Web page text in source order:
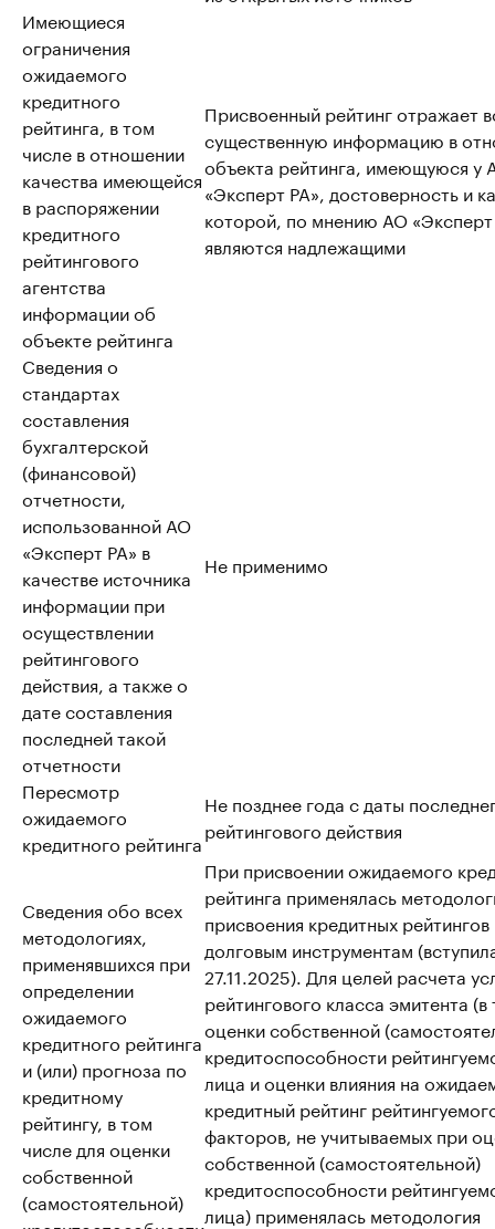
Имеющиеся
ограничения
ожидаемого
кредитного
рейтинга, в том
числе в отношении
качества имеющейся
в распоряжении
кредитного
рейтингового
агентства
информации об
объекте рейтинга
Присвоенный рейтинг отражает
существенную информацию в
объекта рейтинга, имеющуюся у
«Эксперт РА», достоверность и
которой, по мнению АО
являются надлежащими
Сведения о
стандартах
составления
бухгалтерской
(финансовой)
отчетности,
использованной АО
«Эксперт РА» в
качестве источника
информации при
осуществлении
рейтингового
действия, а также о
дате составления
последней такой
отчетности
Не применимо
Пересмотр
ожидаемого
кредитного рейтинга
Не позднее года с даты
рейтингового действия
Сведения обо всех
методологиях,
применявшихся при
определении
ожидаемого
кредитного рейтинга
и (или) прогноза по
кредитному
рейтингу, в том
числе для оценки
собственной
(самостоятельной)
При присвоении ожидаемого
рейтинга применялась
присвоения кредитных рейтингов
долговым инструментам
27.11.2025). Для целей расчета
рейтингового класса эмитента (в
оценки собственной
кредитоспособности
лица и оценки влияния на
кредитный рейтинг
факторов, не учитываемых при
собственной (самостоятельной)
кредитоспособности
лица) применялась методология